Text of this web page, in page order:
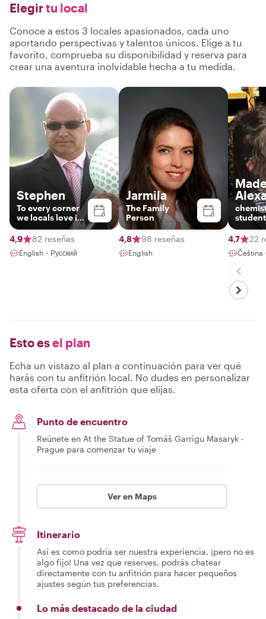
Elegirtu local
Conoce a estos 3 locales apasionados, cada uno
aportando perspectivas y talentos únicos. Elige a tu
favorito, comprueba su disponibilidad y reserva para
crear una aventura inolvidable hecha a tu medida.
Stephen
To every corner
we locals love in
Prague
4,9
82 reseñas
English・Русский
Jarmila
The Family
Person
4,8 98 reseñas
English
actress
family
4,7 22
Čeština
Esto esel plan
Echa un vistazo al plan a continuación para ver qué
harás con tu anfitrión local. No dudes en personalizar
esta oferta con el anfitrión que elijas.
Punto de encuentro
Reúnete en At the Statue of Tomáš Garrigu Masaryk -
Prague para comenzar tu viaje
Ver en Maps
Itinerario
Así es como podría ser nuestra experiencia, ¡pero no es
algo fijo! Una vez que reserves, podrás chatear
directamente con tu anfitrión para hacer pequeños
ajustes según tus preferencias.
Lo más destacado de la ciudad